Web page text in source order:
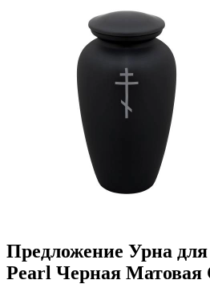
Предложение Урна
Pearl Черная Матовая